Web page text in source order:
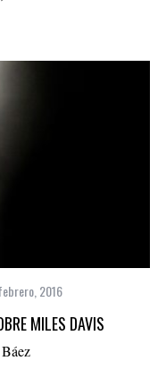
2016
MILES DAVIS